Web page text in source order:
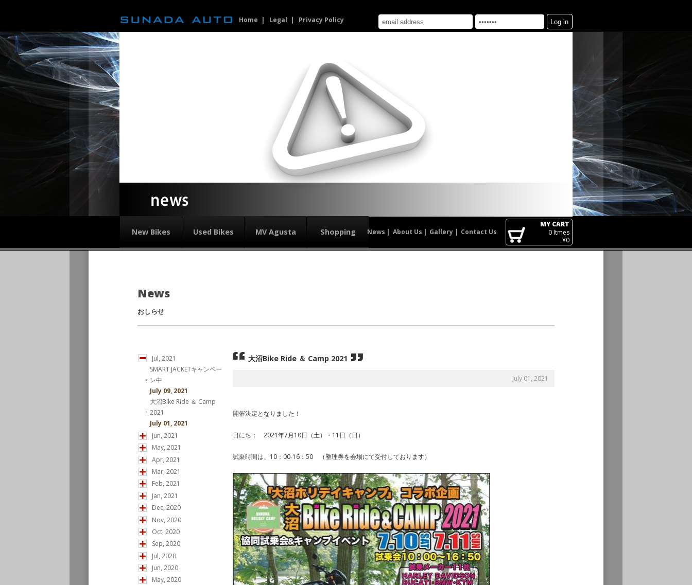
Home Legal Privacy Policy
New Bikes Used Bikes MV Agusta Shopping News About Us Gallery Contact Us
MY CART
0Itmes
¥0
News
おしらせ
Jul, 2021
SMART JACKETキャンペー
ン中
July 09, 2021
大沼Bike Ride ＆ Camp
2021
July 01, 2021
Jun, 2021
May, 2021
Apr, 2021
Mar, 2021
Feb, 2021
Jan, 2021
Dec, 2020
Nov, 2020
Oct, 2020
Sep, 2020
Jul, 2020
Jun, 2020
May, 2020
大沼Bike Ride ＆ Camp 2021
July 01, 2021
開催決定となりました！
日にち： 2021年7月10日（土）・11日（日）
試乗時間は、10：00-16：50 （整理券を会場にて受付しております）